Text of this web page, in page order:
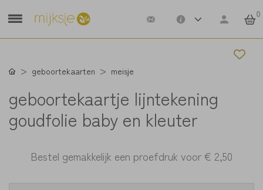
0
geboortekaarten meisje
geboortekaartje lijntekening
goudfolie baby en kleuter
Bestel gemakkelijk een proefdruk voor€ 2,50